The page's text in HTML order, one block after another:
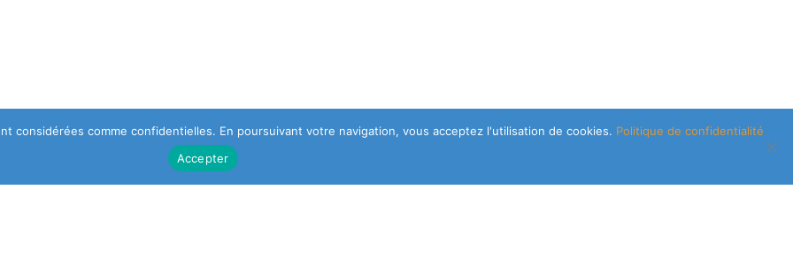
considérées comme confidentielles. En poursuivant votre navigation, vous acceptez l'utilisation de cookies. Politique de confidentialité
Accepter